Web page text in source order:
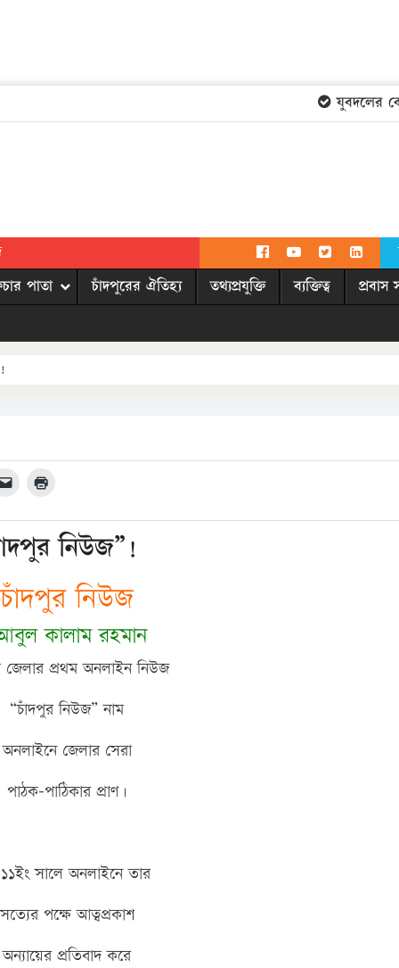
যুবদলের
পাতা চাঁদপুরের ঐতিহ্য তথ্যপ্রযুক্তি ব্যক্তিত্ব প্রবাস
নিউজ”!
চাঁদপুর নিউজ
কালাম রহমান
জেলার প্রথম অনলাইন নিউজ
“চাঁদপুর নিউজ” নাম
অনলাইনে জেলার সেরা
পাঠক-পাঠিকার প্রাণ।
সালে অনলাইনে তার
সত্যের পক্ষে আত্বপ্রকাশ
অন্যায়ের প্রতিবাদ করে